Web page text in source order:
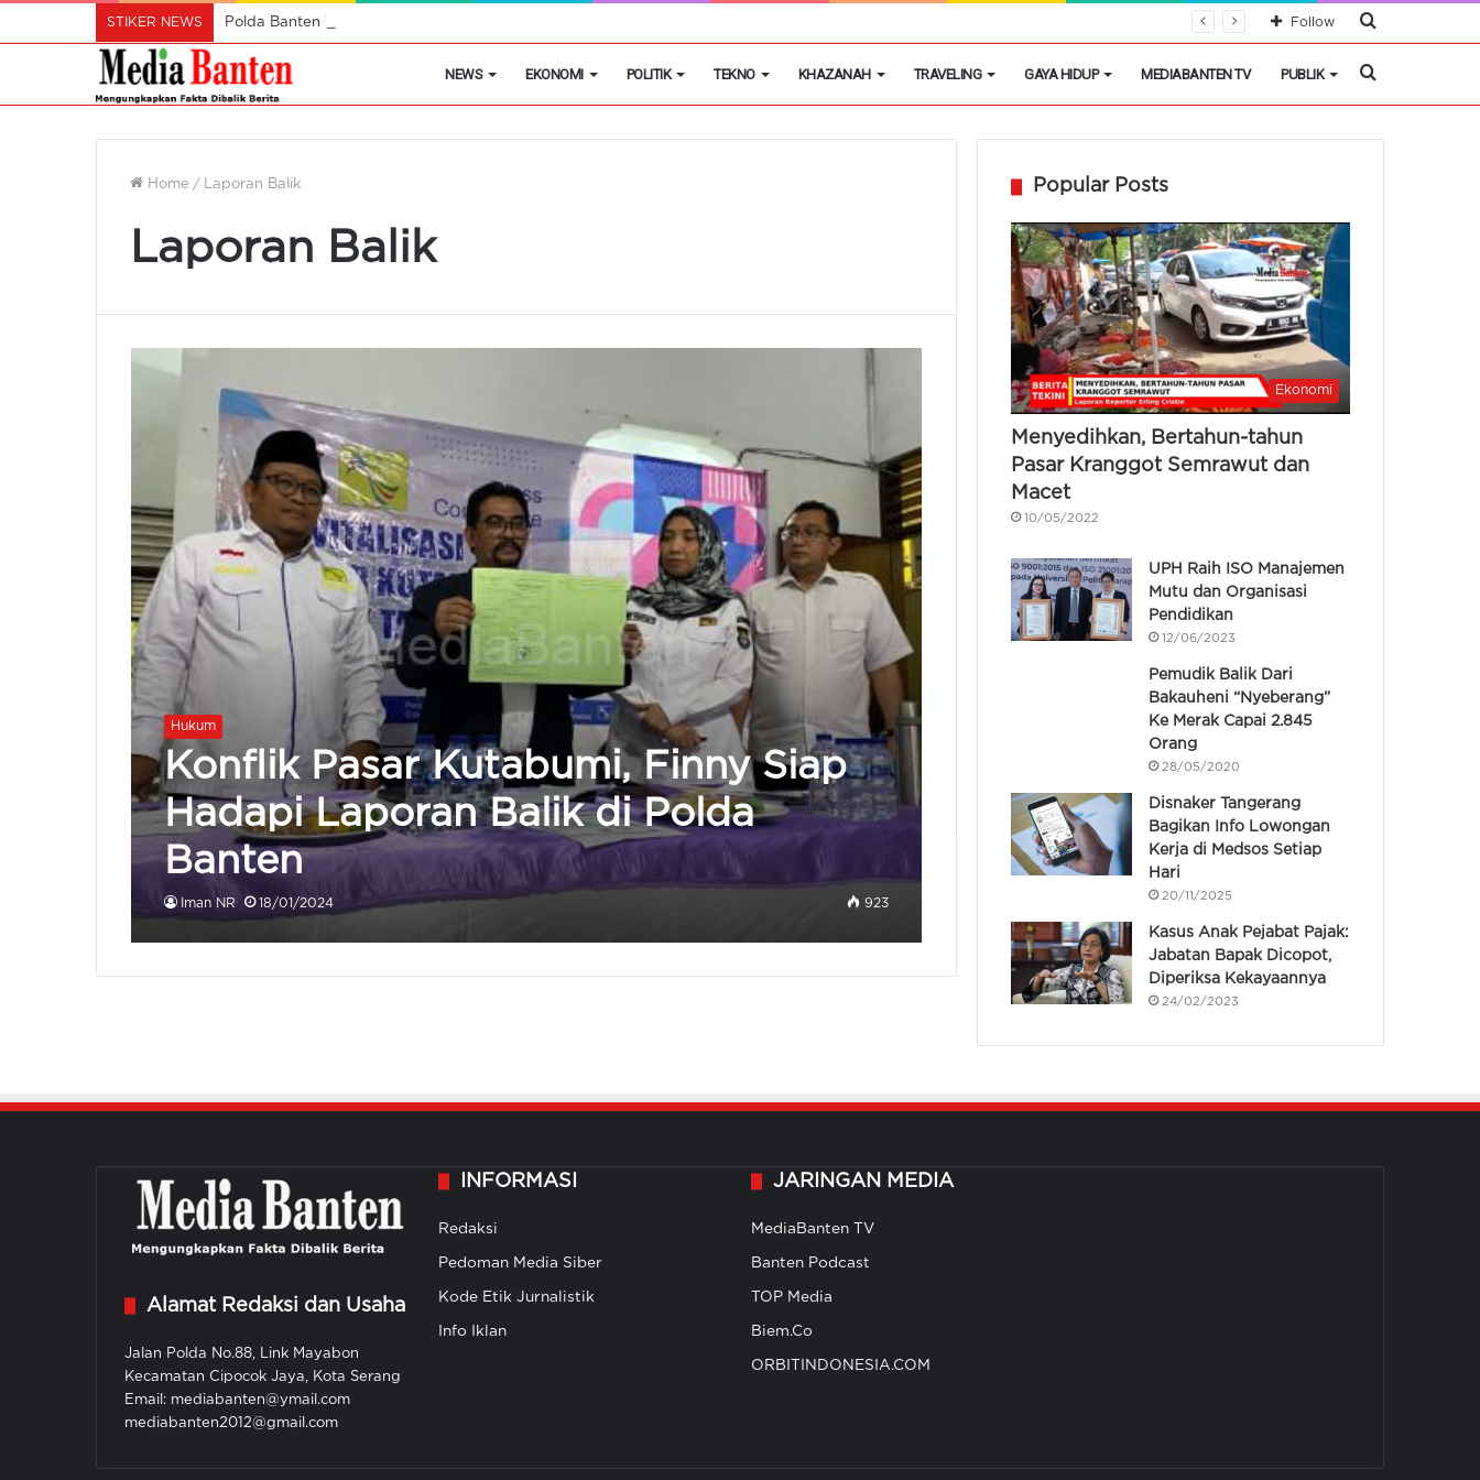
STIKER NEWS Polda Banten Tahan 2 Tersangka Pelaku Kekerasan dan Penghasulan Saat Demo di PT Pemi Cari
Follow
NEWS EKONOMI POLITIK TEKNO KHAZANAH TRAVELING GAYA HIDUP MEDIABANTEN TV PUBLIK Cari
Home / Laporan Balik
Laporan Balik
Hukum
Konflik Pasar Kutabumi, Finny Siap
Hadapi Laporan Balik di Polda
Banten
Iman NR 18/01/2024 923
Popular Posts
Ekonomi
Menyedihkan, Bertahun-tahun
Pasar Kranggot Semrawut dan
Macet
10/05/2022
UPH Raih ISO Manajemen
Mutu dan Organisasi
Pendidikan
12/06/2023
Pemudik Balik Dari
Bakauheni “Nyeberang”
Ke Merak Capai 2.845
Orang
28/05/2020
Disnaker Tangerang
Bagikan Info Lowongan
Kerja di Medsos Setiap
Hari
20/11/2025
Kasus Anak Pejabat Pajak:
Jabatan Bapak Dicopot,
Diperiksa Kekayaannya
24/02/2023
Alamat Redaksi dan Usaha
Jalan Polda No.88, Link Mayabon
Kecamatan Cipocok Jaya, Kota Serang
Email: mediabanten@ymail.com
mediabanten2012@gmail.com
INFORMASI
Redaksi
Pedoman Media Siber
Kode Etik Jurnalistik
Info Iklan
JARINGAN MEDIA
MediaBanten TV
Banten Podcast
TOP Media
Biem.Co
ORBITINDONESIA.COM